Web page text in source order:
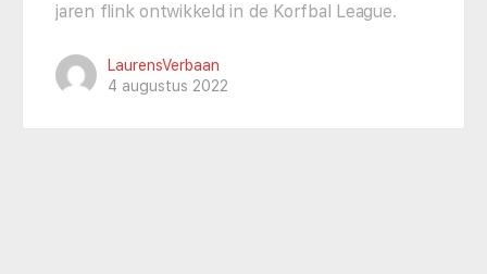
jaren flink ontwikkeld in de Korfbal League.
LaurensVerbaan
4 augustus 2022